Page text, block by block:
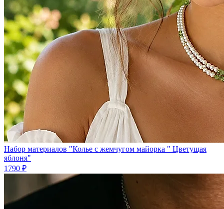
Набор материалов "Колье с жемчугом майорка " Цветущая
яблоня"
1790 ₽